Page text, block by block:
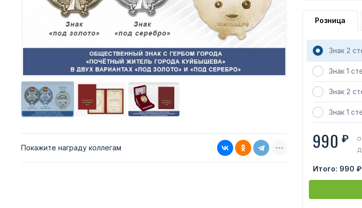
Покажите награду коллегам
Розница
Знак 2
Знак 1
Знак 2
Знак 1
990 ₽
Итого: 990 ₽